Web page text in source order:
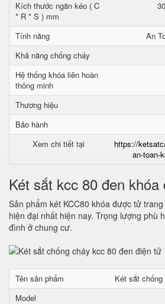
Kích thước ngăn kéo ( C
* R * S ) mm
Tính năng
An
Khả năng chống cháy
Hệ thống khóa liên hoàn
thông minh
Thương hiệu
Bảo hành
Xem chi tiết tại
https://
an-toan-
Két sắt kcc 80 đen khóa
Sản phẩm két KCC80 khóa được tử
hiện đại nhất hiện nay. Trọng lượng phù
đình ở chung cư.
Tên sản phẩm
Két sắt
Model